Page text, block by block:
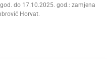
do 17.10.2025. god.: zamjena
Horvat.